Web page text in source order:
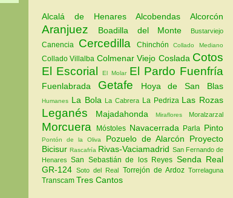
Alcalá de HenaresAlcobendas Alcorcón
Aranjuez Boadilla del Monte Bustarviejo
Canencia Cercedilla ChinchónCollado Mediano
Collado Villalba Colmenar Viejo Coslada Cotos
El EscorialEl Molar El Pardo Fuenfría
Fuenlabrada Getafe Hoya de San Blas
Humanes La Bola La Cabrera La Pedriza Las Rozas
Leganés Majadahonda Miraflores Moralzarzal
Morcuera Móstoles Navacerrada Parla Pinto
Pontón de la Oliva Pozuelo de Alarcón Proyecto
BicisurRascafría Rivas-Vaciamadrid San Fernando de
HenaresSan Sebastián de los Reyes Senda Real
GR-124Soto del Real Torrejón de ArdozTorrelaguna
Transcam Tres Cantos